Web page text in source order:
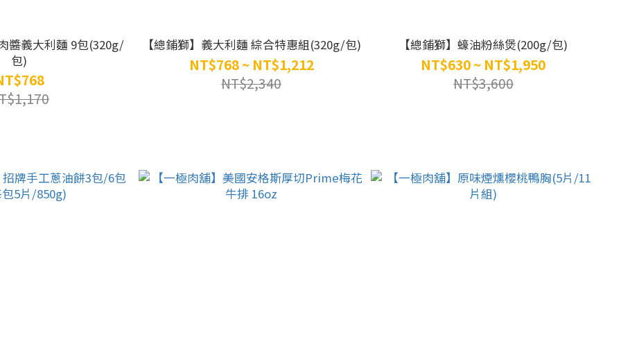
大利麵 9包(320g/
包)
【總鋪獅】義大利麵 綜合特惠組(320g/包)
NT$768 ~ NT$1,212
NT$2,340
【總鋪獅】蠔油粉絲煲(200g/包)
NT$630 ~ NT$1,950
NT$3,600